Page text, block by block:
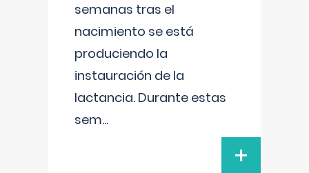
semanas tras el
nacimiento se está
produciendo la
instauración de la
lactancia. Durante estas
sem...
+